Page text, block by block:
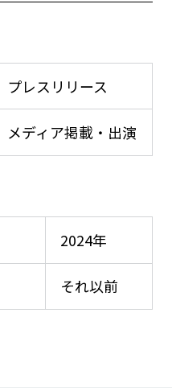
プレスリリース
メディア掲載・出演
2024年
それ以前